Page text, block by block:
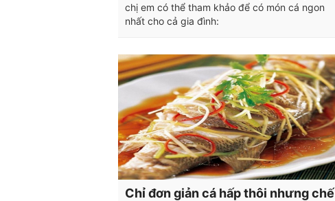
chị em có thể tham khảo để có món cá ngon
nhất cho cả gia đình:
Chỉ đơn giản cá hấp thôi nhưng chế